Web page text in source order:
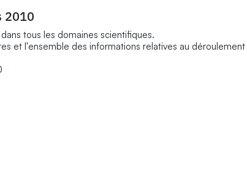
2010
tous les domaines scientifiques.
et l'ensemble des informations relatives au